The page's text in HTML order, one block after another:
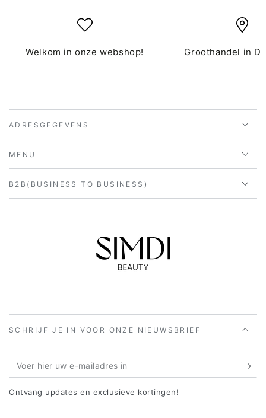
Welkom in onze webshop! Groothandel in
ADRESGEGEVENS
MENU
B2B(BUSINESS TO BUSINESS)
SCHRIJF JE IN VOOR ONZE NIEUWSBRIEF
Voer
hier
Ontvang updates en exclusieve kortingen!